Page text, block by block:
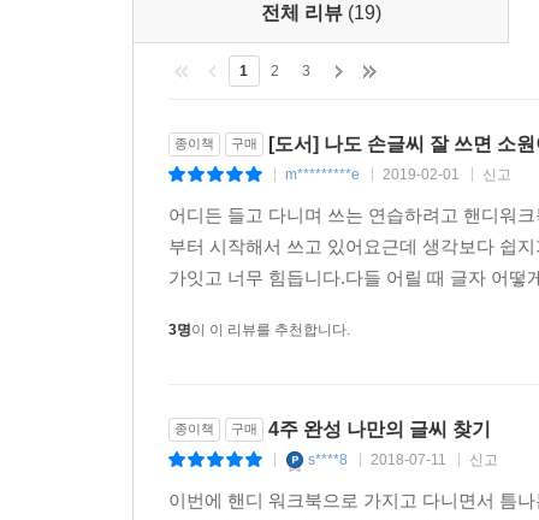
전체 리뷰 (19)
1 2 3
종이책 구매 [도서] 나도 손글씨 잘 쓰면 소
m*********e 2019-02-01 신고
어디든 들고 다니며 쓰는 연습하려고 핸디워
부터 시작해서 쓰고 있어요근데 생각보다 쉽
가잇고 너무 힘듭니다.다들 어릴 때 글자 어
3명이 이 리뷰를 추천합니다.
종이책 구매 4주 완성 나만의 글씨 찾기
s****8 2018-07-11 신고
이번에 핸디 워크북으로 가지고 다니면서 틈